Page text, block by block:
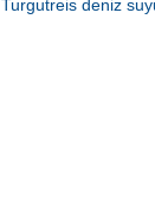
Turgutreis deniz